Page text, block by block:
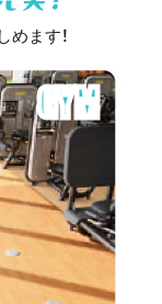
ます！
GYM